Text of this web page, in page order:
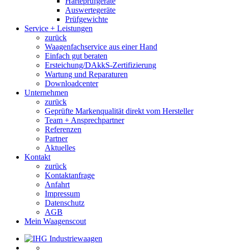
Auswertegeräte
Prüfgewichte
Service + Leistungen
zurück
Waagenfachservice aus einer Hand
Einfach gut beraten
Ersteichung/DAkkS-Zertifizierung
Wartung und Reparaturen
Downloadcenter
Unternehmen
zurück
Geprüfte Markenqualität direkt vom Hersteller
Team + Ansprechpartner
Referenzen
Partner
Aktuelles
Kontakt
zurück
Kontaktanfrage
Anfahrt
Impressum
Datenschutz
AGB
Mein Waagenscout